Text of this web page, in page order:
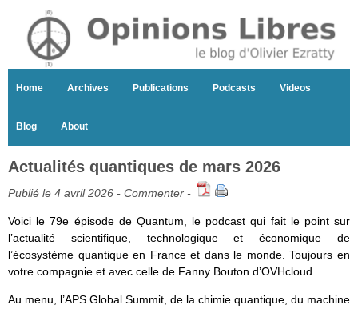
Home Archives Publications Podcasts Videos
Blog About
Actualités quantiques de mars 2026
Publié le 4 avril 2026 - Commenter -
Voici le 79e épisode de Quantum, le podcast qui fait le point sur
l’actualité scientifique, technologique et économique de
l’écosystème quantique en France et dans le monde. Toujours en
votre compagnie et avec celle de Fanny Bouton d’OVHcloud.
Au menu, l’APS Global Summit, de la chimie quantique, du machine